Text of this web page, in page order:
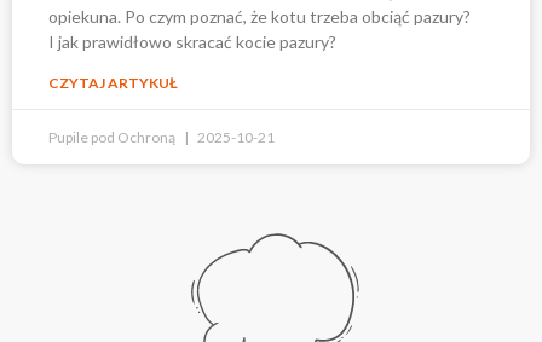
opiekuna. Po czym poznać, że kotu trzeba obciąć pazury?
I jak prawidłowo skracać kocie pazury?
CZYTAJ ARTYKUŁ
Pupile pod Ochroną 2025-10-21